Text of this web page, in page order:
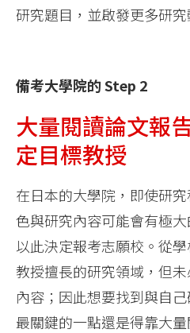
研究題目，並啟發更多研究
備考大學院的 Step 2
大量閱讀論文報
定目標教授
在日本的大學院，即使研
色與研究內容可能會有極
以此決定報考志願校。從
教授擅長的研究領域，但
內容；因此想要找到與自
最關鍵的一點還是得靠大